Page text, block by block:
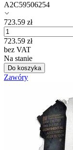
A2C59506254
723.59 zł
723.59 zł
bez VAT
Na stanie
Do koszyka
Zawóry